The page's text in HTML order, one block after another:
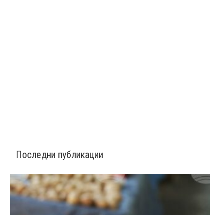
Последни публикации